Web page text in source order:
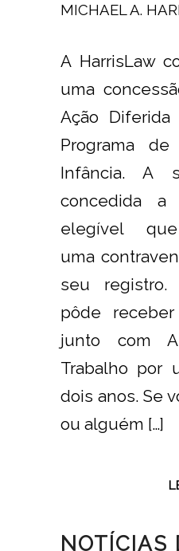
MICHAEL A.
A HarrisLaw
uma
Ação
Programa
Infância. A
concedida a
elegível
uma
seu registro.
pôde
junto com
Trabalho por
dois anos. Se
ou alguém […]
NOTÍCIAS